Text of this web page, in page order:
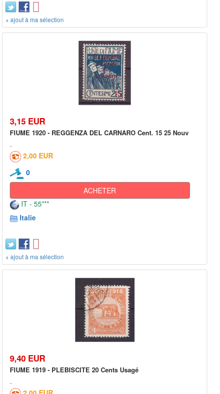
+ ajout à ma sélection
3,15 EUR
FIUME 1920 - REGGENZA DEL CARNARO Cent. 15 25 Nouv
2,00 EUR
0
ACHETER
IT - 55***
Italie
+ ajout à ma sélection
9,40 EUR
FIUME 1919 - PLEBISCITE 20 Cents Usagé